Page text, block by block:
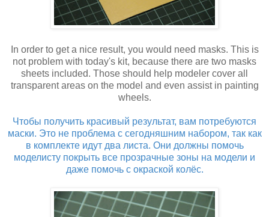
In order to get a nice result, you would need masks. This is
not problem with today's kit, because there are two masks
sheets included. Those should help modeler cover all
transparent areas on the model and even assist in painting
wheels.
Чтобы получить красивый результат, вам потребуются
маски. Это не проблема с сегодняшним набором, так как
в комплекте идут два листа. Они должны помочь
моделисту покрыть все прозрачные зоны на модели и
даже помочь с окраской колёс.